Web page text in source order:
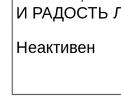
И РАДОСТЬ
Неактивен